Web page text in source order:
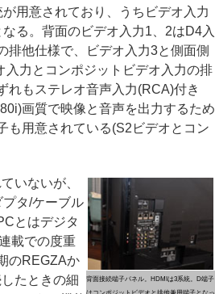
用意されており、うちビデオ入力
る。背面のビデオ入力1、2はD4入
排他仕様で、ビデオ入力3と側面側
入力とコンポジットビデオ入力の排
れもステレオ音声入力(RCA)付き
画質で映像と音声を出力するため
も用意されている(S2ビデオとコン
背面接続端子パネル。HDMIは3系統。D端子
いないが、
タ/ケーブル
とはデジタ
載での度重
のREGZAか
たときの細